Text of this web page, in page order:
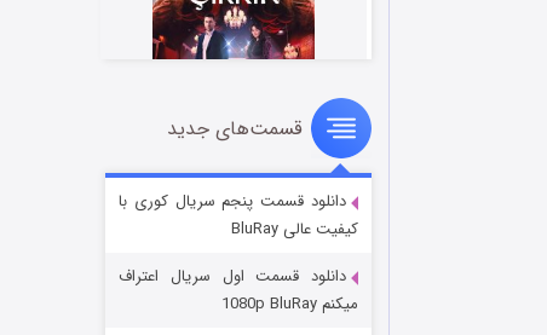
سریال زشت
قسمت۵ (زیرنویس) منتشر شد
قسمت‌های جدید
دانلود قسمت پنجم سریال کوری با
کیفیت عالی BluRay
دانلود قسمت اول سریال اعتراف
میکنم 1080p BluRay